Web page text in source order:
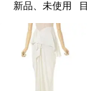
新品、未使用